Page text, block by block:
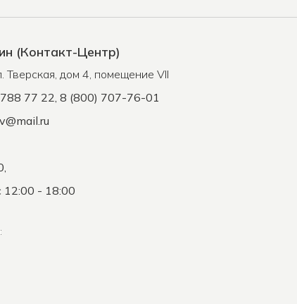
(Контакт-Центр)
Тверская, дом 4, помещение VII
77 22, 8 (800) 707-76-01
12:00 - 18:00